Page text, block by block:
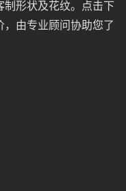
形状及花纹。点击下
由专业顾问协助您了